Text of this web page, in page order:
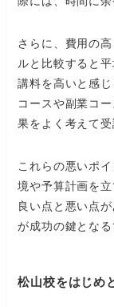
さらに、費用の
ルと比較すると
講料を高いと感
コースや副業コ
果をよく考えて
これらの悪いポ
境や予算計画を
良い点と悪い点
が成功の鍵となる
松山校をはじめ